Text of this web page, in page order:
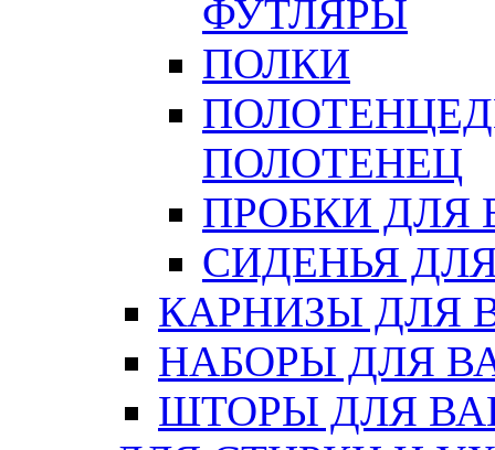
ФУТЛЯРЫ
ПОЛКИ
ПОЛОТЕНЕЦ
ПРОБКИ ДЛЯ
СИДЕНЬЯ
КАРНИЗЫ ДЛЯ
НАБОРЫ ДЛЯ
ШТОРЫ ДЛЯ